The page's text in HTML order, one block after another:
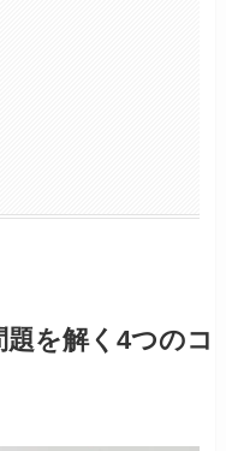
を解く4つのコ